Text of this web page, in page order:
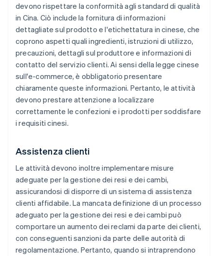
devono rispettare la conformità agli standard di qualità
in Cina. Ciò include la fornitura di informazioni
dettagliate sul prodotto e l'etichettatura in cinese, che
coprono aspetti quali ingredienti, istruzioni di utilizzo,
precauzioni, dettagli sul produttore e informazioni di
contatto del servizio clienti. Ai sensi della legge cinese
sull'e-commerce, è obbligatorio presentare
chiaramente queste informazioni. Pertanto, le attività
devono prestare attenzione a localizzare
correttamente le confezioni e i prodotti per soddisfare
i requisiti cinesi.
Assistenza clienti
Le attività devono inoltre implementare misure
adeguate per la gestione dei resi e dei cambi,
assicurandosi di disporre di un sistema di assistenza
clienti affidabile. La mancata definizione di un processo
adeguato per la gestione dei resi e dei cambi può
comportare un aumento dei reclami da parte dei clienti,
con conseguenti sanzioni da parte delle autorità di
regolamentazione. Pertanto, quando si intraprendono